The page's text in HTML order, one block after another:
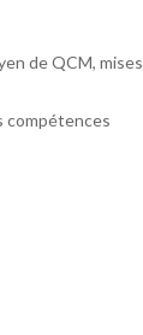
de QCM,
compétences